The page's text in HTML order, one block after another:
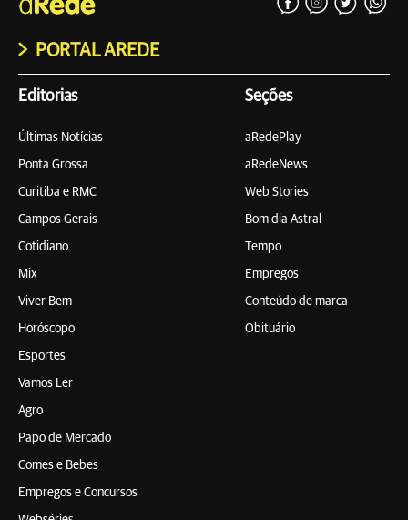
PORTAL AREDE
Editorias
Últimas Notícias
Ponta Grossa
Curitiba e RMC
Campos Gerais
Cotidiano
Mix
Viver Bem
Horóscopo
Esportes
Vamos Ler
Agro
Papo de Mercado
Comes e Bebes
Empregos e Concursos
Seções
aRedePlay
aRedeNews
Web Stories
Bom dia Astral
Tempo
Empregos
Conteúdo de marca
Obituário